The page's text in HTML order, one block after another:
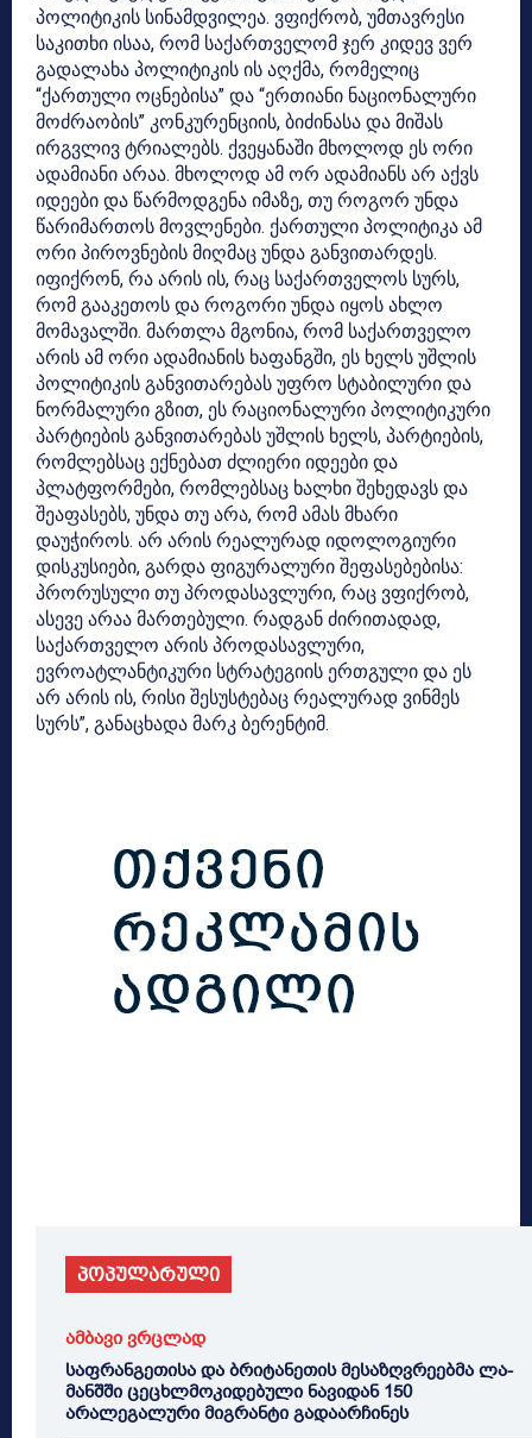
პოლიტიკის სინამდვილეა. ვფიქრობ, უმთავრესი
საკითხი ისაა, რომ საქართველომ ჯერ კიდევ ვერ
გადალახა პოლიტიკის ის აღქმა, რომელიც
“ქართული ოცნებისა” და “ერთიანი ნაციონალური
მოძრაობის” კონკურენციის, ბიძინასა და მიშას
ირგვლივ ტრიალებს. ქვეყანაში მხოლოდ ეს ორი
ადამიანი არაა. მხოლოდ ამ ორ ადამიანს არ აქვს
იდეები და წარმოდგენა იმაზე, თუ როგორ უნდა
წარიმართოს მოვლენები. ქართული პოლიტიკა ამ
ორი პიროვნების მიღმაც უნდა განვითარდეს.
იფიქრონ, რა არის ის, რაც საქართველოს სურს,
რომ გააკეთოს და როგორი უნდა იყოს ახლო
მომავალში. მართლა მგონია, რომ საქართველო
არის ამ ორი ადამიანის ხაფანგში, ეს ხელს უშლის
პოლიტიკის განვითარებას უფრო სტაბილური და
ნორმალური გზით, ეს რაციონალური პოლიტიკური
პარტიების განვითარებას უშლის ხელს, პარტიების,
რომლებსაც ექნებათ ძლიერი იდეები და
პლატფორმები, რომლებსაც ხალხი შეხედავს და
შეაფასებს, უნდა თუ არა, რომ ამას მხარი
დაუჭიროს. არ არის რეალურად იდოლოგიური
დისკუსიები, გარდა ფიგურალური შეფასებებისა:
პრორუსული თუ პროდასავლური, რაც ვფიქრობ,
ასევე არაა მართებული. რადგან ძირითადად,
საქართველო არის პროდასავლური,
ევროატლანტიკური სტრატეგიის ერთგული და ეს
არ არის ის, რისი შესუსტებაც რეალურად ვინმეს
სურს”, განაცხადა მარკ ბერენტიმ.
პოპულარული
ამბავი ვრცლად
საფრანგეთისა და ბრიტანეთის მესაზღვრეებმა ლა-
მანშში ცეცხლმოკიდებული ნავიდან 150
არალეგალური მიგრანტი გადაარჩინეს